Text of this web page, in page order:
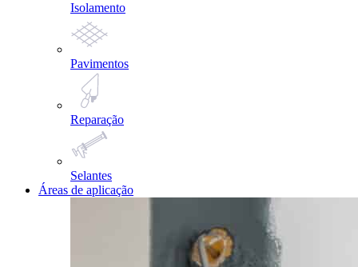
Isolamento
Pavimentos
Reparação
Selantes
Áreas de aplicação